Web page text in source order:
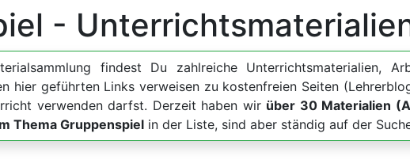
-
findest Du zahlreiche Unterrichtsmaterialien,
hier geführten Links verweisen zu kostenfreien Seiten
verwenden darfst. Derzeit haben wir über 30 Materialien
Thema Gruppenspiel in der Liste, sind aber ständig auf der